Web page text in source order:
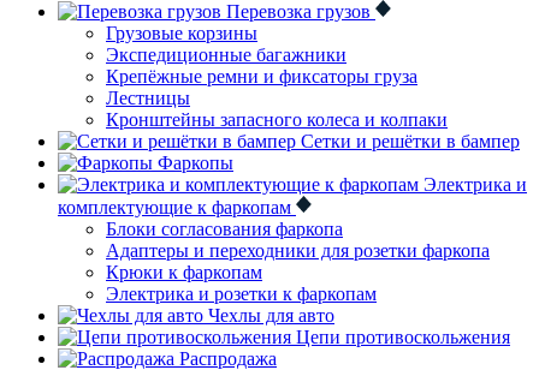
Перевозка грузов
Грузовые корзины
Экспедиционные багажники
Крепёжные ремни и фиксаторы груза
Лестницы
Кронштейны запасного колеса и колпаки
Сетки и решётки в бампер
Фаркопы
Электрика и
комплектующие к фаркопам
Блоки согласования фаркопа
Адаптеры и переходники для розетки фаркопа
Крюки к фаркопам
Электрика и розетки к фаркопам
Чехлы для авто
Цепи противоскольжения
Распродажа